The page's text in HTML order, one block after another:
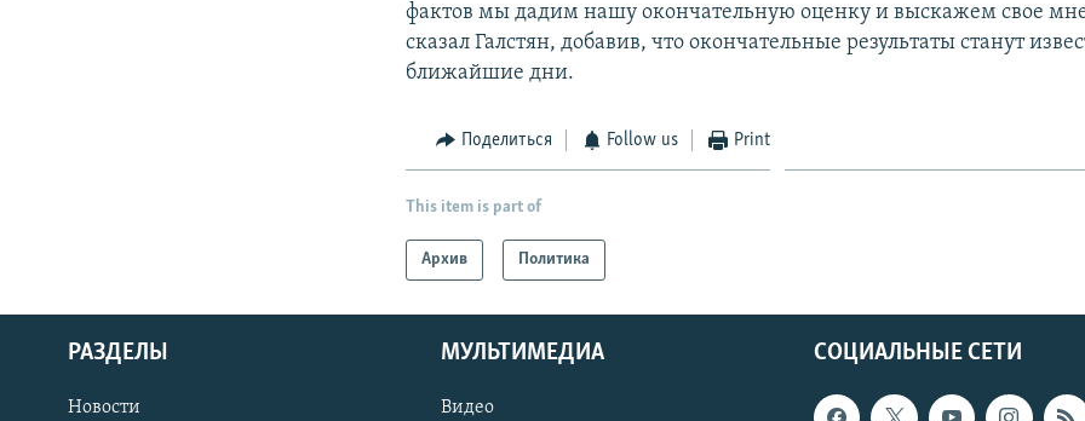
фактов мы дадим нашу окончательную оценку и выскажем свое
сказал Галстян, добавив, что окончательные результаты станут
ближайшие дни.
Поделиться Follow us Print
This item is part of
Архив Политика
СОЦИАЛЬНЫЕ СЕТИ
РАЗДЕЛЫ
Новости
МУЛЬТИМЕДИА
Видео